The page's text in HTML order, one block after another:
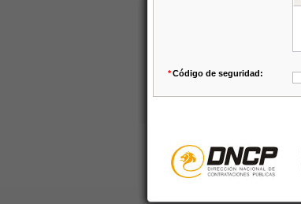
*Código de seguridad: